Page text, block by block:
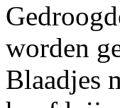
worden
Blaadjes